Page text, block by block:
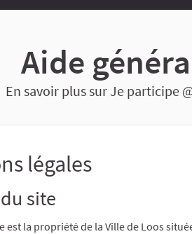
Aide
En savoir plus sur Je participe
légales
site
est la propriété de la Ville de Loos